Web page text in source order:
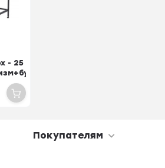
- 25
Покупателям